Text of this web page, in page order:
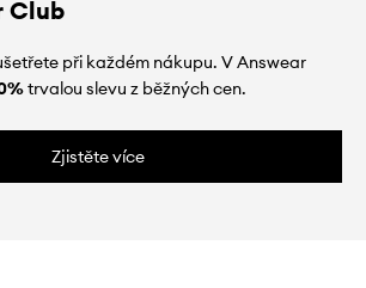
Club
při každém nákupu. V Answear
trvalou slevu z běžných cen.
Zjistěte více